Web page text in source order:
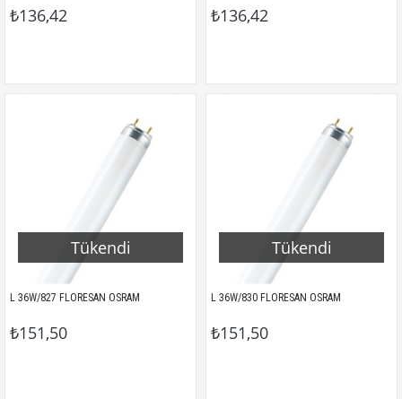
₺136,42 ₺136,42
Tükendi
L 36W/827 FLORESAN OSRAM
₺151,50
Tükendi
L 36W/830 FLORESAN OSRAM
₺151,50